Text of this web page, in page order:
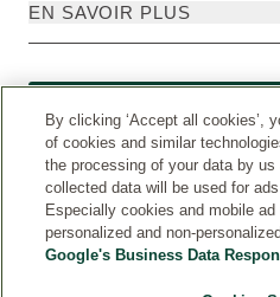
EN SAVOIR PLUS
By clicking ‘Accept all cookies’,
of cookies and similar
the processing of your data by
collected data will be used for
Especially cookies and mobile
personalized and non-
Google's Business Data